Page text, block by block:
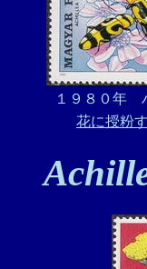
１９８０年
花に授粉